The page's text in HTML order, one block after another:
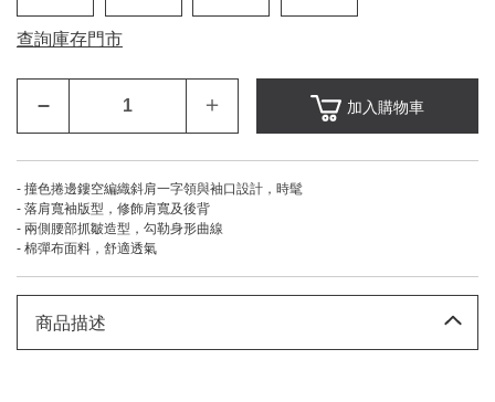
查詢庫存門市
– ＋ 加入購物車
- 撞色捲邊鏤空編織斜肩一字領與袖口設計，時髦
- 落肩寬袖版型，修飾肩寬及後背
- 兩側腰部抓皺造型，勾勒身形曲線
- 棉彈布面料，舒適透氣
商品描述